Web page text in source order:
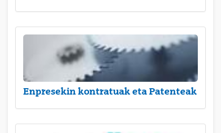
Enpresekin kontratuak eta Patenteak